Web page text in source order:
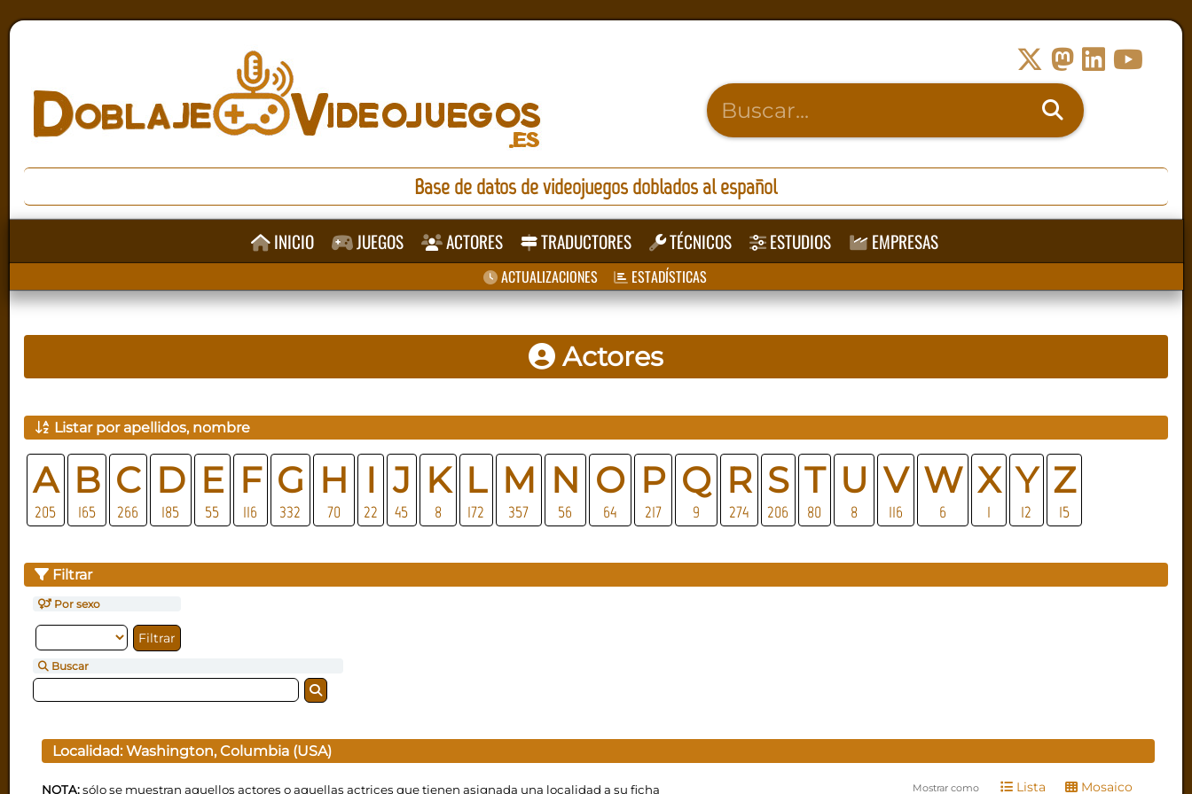
Base de datos de videojuegos doblados al español
INICIO JUEGOS ACTORES TRADUCTORES TÉCNICOS ESTUDIOS EMPRESAS
ACTUALIZACIONES ESTADÍSTICAS
Actores
Listar por apellidos, nombre
A
205
B
165
C
266
D
185
E
55
F
116
G
332
H
70
I
22
J
45
K
8
L
172
M
357
N
56
O
64
P
217
Q
9
R
274
S
206
T
80
U
8
V
116
W
6
X
1
Y
12
Z
15
Filtrar
Por sexo
Buscar
Localidad:Washington, Columbia (USA)
NOTA:sólo se muestran aquellos actores o aquellas actrices que tienen asignada una localidad a su ficha Mostrar como Lista Mosaico